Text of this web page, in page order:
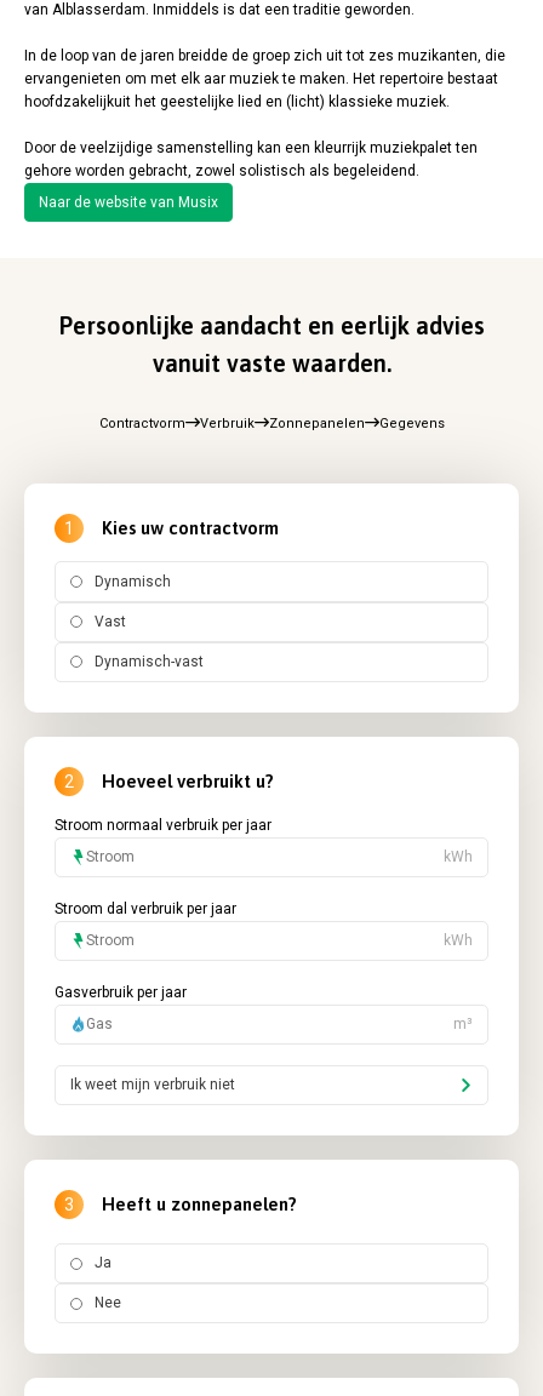
van Alblasserdam. Inmiddels is dat een traditie geworden.
In de loop van de jaren breidde de groep zich uit tot zes muzikanten, die
ervangenieten om met elk aar muziek te maken. Het repertoire bestaat
hoofdzakelijkuit het geestelijke lied en (licht) klassieke muziek.
Door de veelzijdige samenstelling kan een kleurrijk muziekpalet ten
gehore worden gebracht, zowel solistisch als begeleidend.
Naar de website van Musix
Persoonlijke aandacht en eerlijk advies
vanuit vaste waarden.
Contractvorm Verbruik Zonnepanelen Gegevens
1 Kies uw contractvorm
Dynamisch
Vast
Dynamisch-vast
2 Hoeveel verbruikt u?
Stroom normaal verbruik per jaar
kWh
Stroom dal verbruik per jaar
kWh
Gasverbruik per jaar
m³
Ik weet mijn verbruik niet
3 Heeft u zonnepanelen?
Ja
Nee